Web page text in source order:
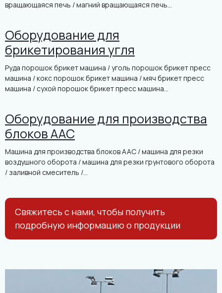
вращающаяся печь / магний вращающаяся печь...
Оборудование для
брикетирования угля
Руда порошок брикет машина / уголь порошок брикет пресс
машина / кокс порошок брикет машина / мяч брикет пресс
машина / сухой порошок брикет пресс машина...
Оборудование для производства
блоков AAC
Машина для производства блоков AAC / машина для резки
воздушного оборота / машина для резки грунтового оборота
/ заливной смеситель /...
Свяжитесь с нами, чтобы получить
подробную информацию о продукции